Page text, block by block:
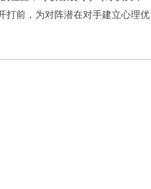
打前，为对阵潜在对手建立心理优